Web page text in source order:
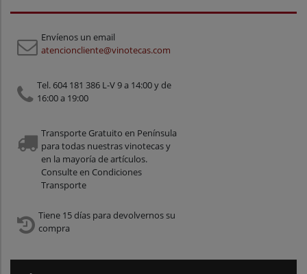
Envíenos un email
atencioncliente@vinotecas.com
Tel. 604 181 386 L-V 9 a 14:00 y de
16:00 a 19:00
Transporte Gratuito en Península
para todas nuestras vinotecas y
en la mayoría de artículos.
Consulte en Condiciones
Transporte
Tiene 15 días para devolvernos su
compra